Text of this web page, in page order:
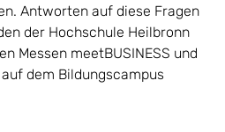
Antworten auf diese Fragen
der Hochschule Heilbronn
Messen meetBUSINESS und
dem Bildungscampus